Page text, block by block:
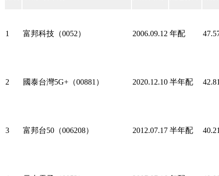
1 富邦科技（0052） 2006.09.12 年配
2 國泰台灣5G+（00881） 2020.12.10 半年配
3 富邦台50（006208） 2012.07.17 半年配